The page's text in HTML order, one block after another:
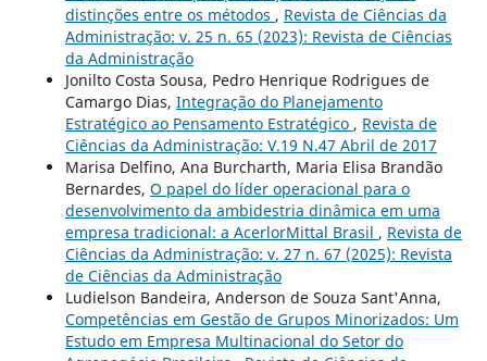
distinções entre os métodos , Revista de Ciências da
Administração: v. 25 n. 65 (2023): Revista de Ciências
da Administração
Jonilto Costa Sousa, Pedro Henrique Rodrigues de
Camargo Dias, Integração do Planejamento
Estratégico ao Pensamento Estratégico , Revista de
Ciências da Administração: V.19 N.47 Abril de 2017
Marisa Delfino, Ana Burcharth, Maria Elisa Brandão
Bernardes, O papel do líder operacional para o
desenvolvimento da ambidestria dinâmica em uma
empresa tradicional: a AcerlorMittal Brasil , Revista de
Ciências da Administração: v. 27 n. 67 (2025): Revista
de Ciências da Administração
Ludielson Bandeira, Anderson de Souza Sant'Anna,
Competências em Gestão de Grupos Minorizados: Um
Estudo em Empresa Multinacional do Setor do